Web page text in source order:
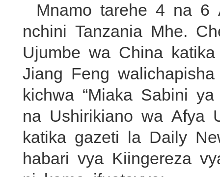
Mnamo tarehe 4 na
nchini Tanzania Mhe.
Ujumbe wa China
Jiang Feng
kichwa “Miaka Sabini
na Ushirikiano wa Afya
katika gazeti la Daily
habari vya Kiingereza